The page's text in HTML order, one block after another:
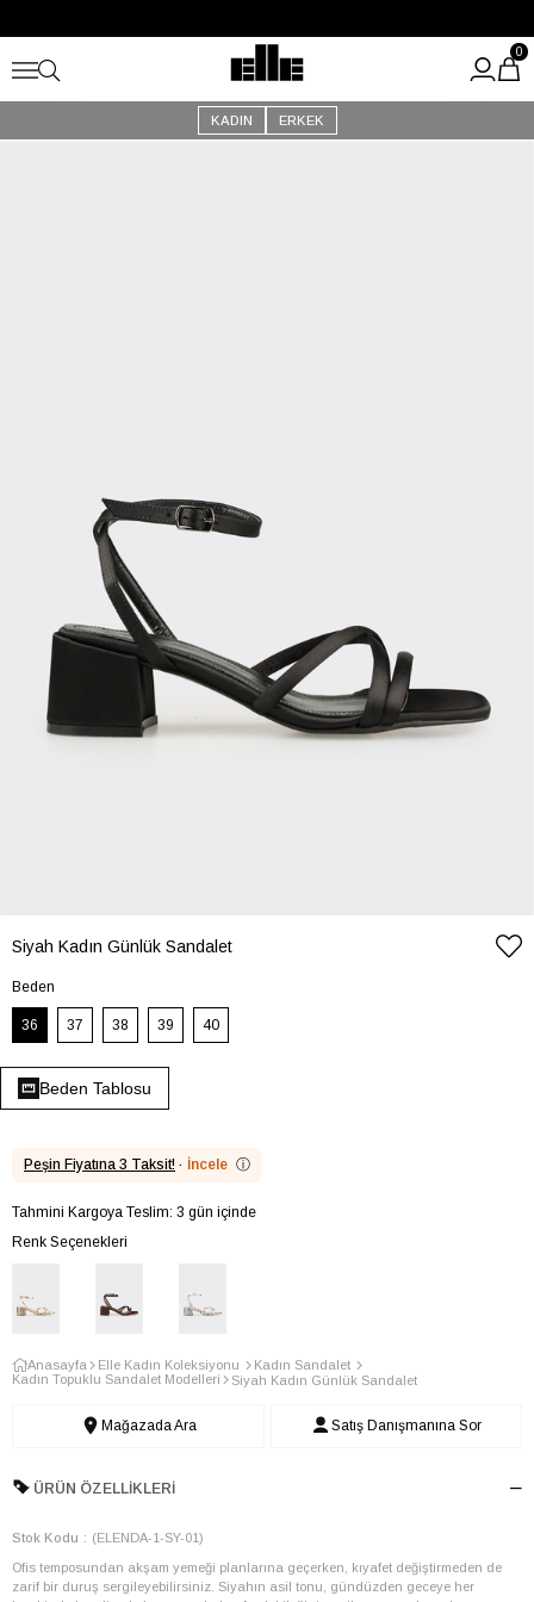
Kargo Ücretsiz!
KADIN ERKEK
0
Siyah Kadın Günlük Sandalet
Beden
36 37 38 39 40
Beden Tablosu
Peşin Fiyatına 3 Taksit! · İncele ⓘ
Tahmini Kargoya Teslim: 3 gün içinde
Renk Seçenekleri
Anasayfa Elle Kadın Koleksiyonu
Kadın Sandalet
Kadın Topuklu Sandalet Modelleri
Siyah Kadın Günlük Sandalet
Mağazada Ara Satış Danışmanına Sor
ÜRÜN ÖZELLIKLERI
Stok Kodu (ELENDA-1-SY-01)
Ofis temposundan akşam yemeği planlarına geçerken, kıyafet değiştirmeden de
zarif bir duruş sergileyebilirsiniz. Siyahın asil tonu, gündüzden geceye her